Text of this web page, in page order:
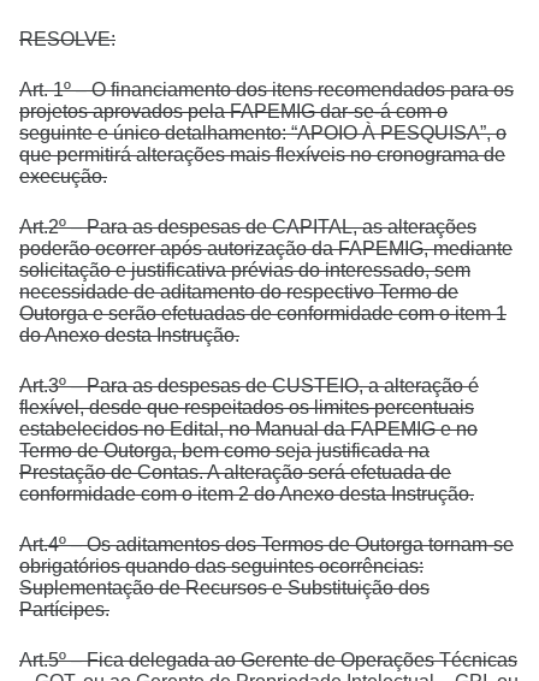
RESOLVE:
Art. 1º – O financiamento dos itens recomendados para os
projetos aprovados pela FAPEMIG dar-se-á com o
seguinte e único detalhamento: “APOIO À PESQUISA”, o
que permitirá alterações mais flexíveis no cronograma de
execução.
Art.2º – Para as despesas de CAPITAL, as alterações
poderão ocorrer após autorização da FAPEMIG, mediante
solicitação e justificativa prévias do interessado, sem
necessidade de aditamento do respectivo Termo de
Outorga e serão efetuadas de conformidade com o item 1
do Anexo desta Instrução.
Art.3º – Para as despesas de CUSTEIO, a alteração é
flexível, desde que respeitados os limites percentuais
estabelecidos no Edital, no Manual da FAPEMIG e no
Termo de Outorga, bem como seja justificada na
Prestação de Contas. A alteração será efetuada de
conformidade com o item 2 do Anexo desta Instrução.
Art.4º – Os aditamentos dos Termos de Outorga tornam-se
obrigatórios quando das seguintes ocorrências:
Suplementação de Recursos e Substituição dos
Partícipes.
Art.5º – Fica delegada ao Gerente de Operações Técnicas